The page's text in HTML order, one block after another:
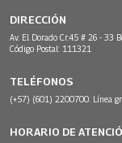
DIRECCIÓN
Av. El Dorado Cr.45 # 26 - 33
Código Postal: 111321
TELÉFONOS
(+57) (601) 2200700. Línea
HORARIO DE